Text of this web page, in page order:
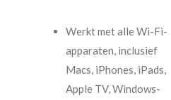
Werkt met alle Wi-Fi-
apparaten, inclusief
Macs, iPhones, iPads,
Apple TV, Windows-